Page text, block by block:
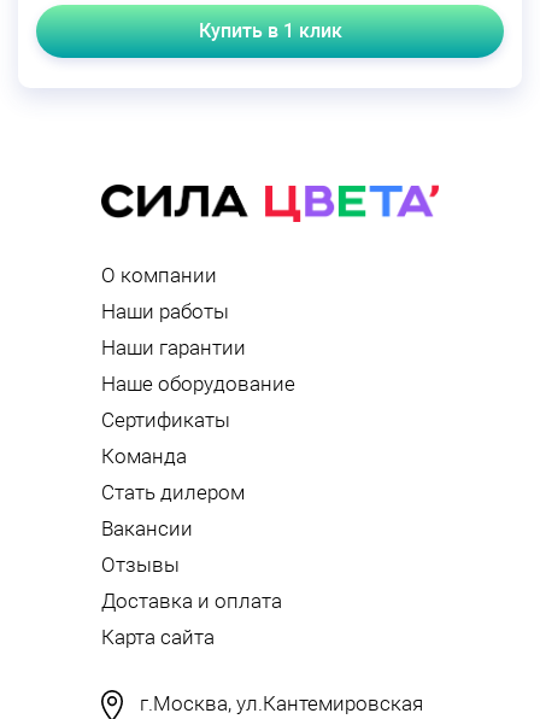
Купить в 1 клик
О компании
Наши работы
Наши гарантии
Наше оборудование
Сертификаты
Команда
Стать дилером
Вакансии
Отзывы
Доставка и оплата
Карта сайта
г.Москва, ул.Кантемировская